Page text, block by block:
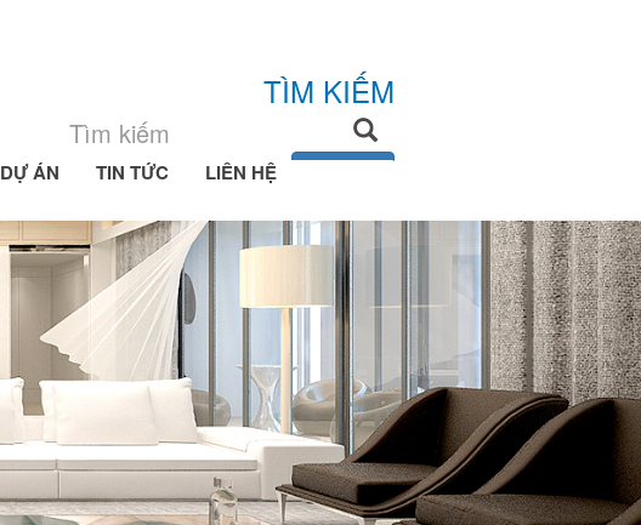
TÌM KIẾM
DỰ ÁN TIN TỨC LIÊN HỆ